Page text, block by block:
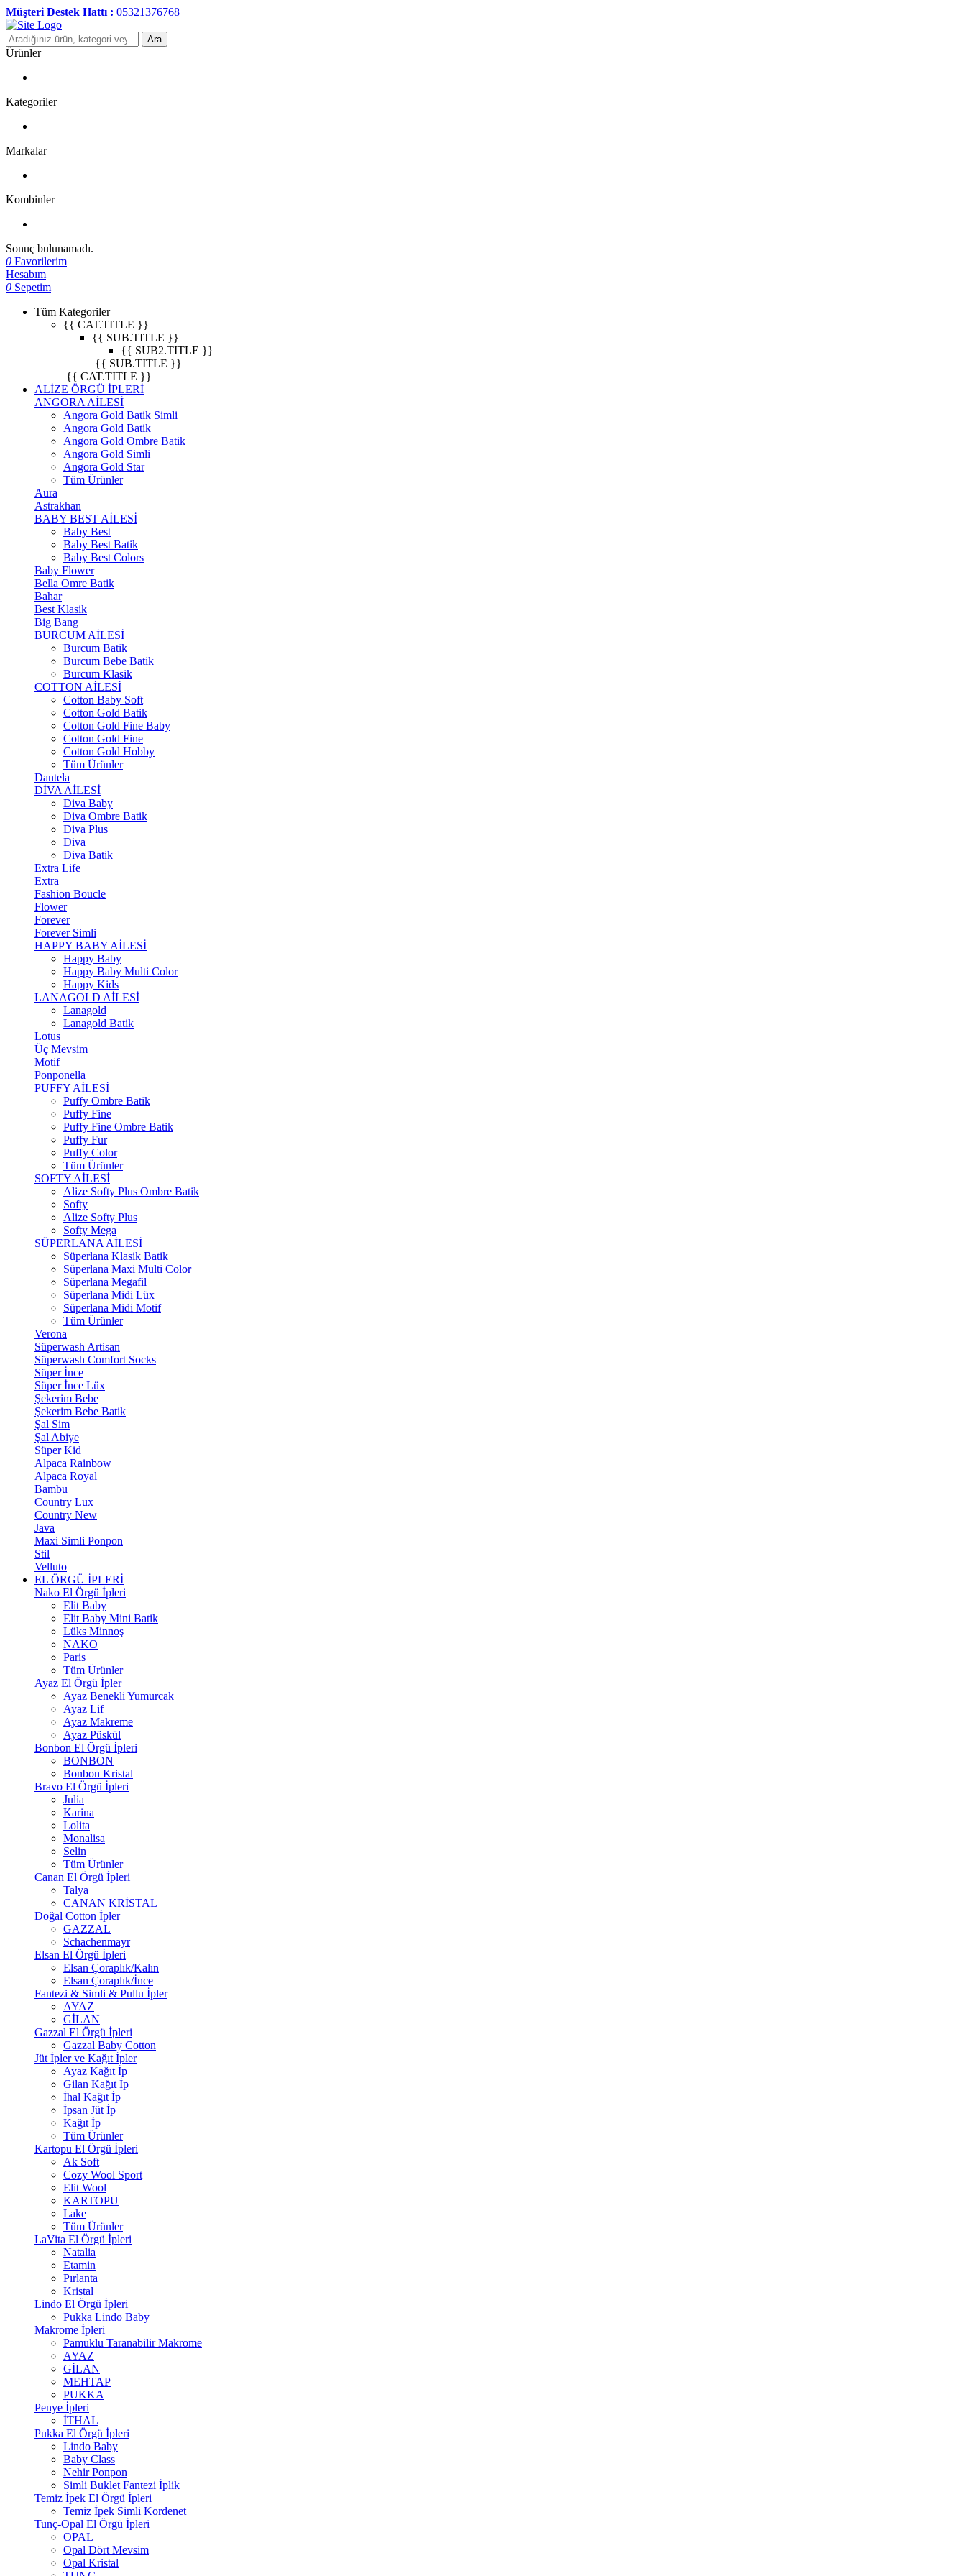
Müşteri Destek Hattı : 05321376768
Ara
Ürünler
Kategoriler
Markalar
Kombinler
Sonuç bulunamadı.
0 Favorilerim
Hesabım
0 Sepetim
Tüm Kategoriler
{{ CAT.TITLE }}
{{ SUB.TITLE }}
{{ SUB2.TITLE }}
{{ SUB.TITLE }}
{{ CAT.TITLE }}
ALİZE ÖRGÜ İPLERİ
ANGORA AİLESİ
Angora Gold Batik Simli
Angora Gold Batik
Angora Gold Ombre Batik
Angora Gold Simli
Angora Gold Star
Tüm Ürünler
Aura
Astrakhan
BABY BEST AİLESİ
Baby Best
Baby Best Batik
Baby Best Colors
Baby Flower
Bella Omre Batik
Bahar
Best Klasik
Big Bang
BURCUM AİLESİ
Burcum Batik
Burcum Bebe Batik
Burcum Klasik
COTTON AİLESİ
Cotton Baby Soft
Cotton Gold Batik
Cotton Gold Fine Baby
Cotton Gold Fine
Cotton Gold Hobby
Tüm Ürünler
Dantela
DİVA AİLESİ
Diva Baby
Diva Ombre Batik
Diva Plus
Diva
Diva Batik
Extra Life
Extra
Fashion Boucle
Flower
Forever
Forever Simli
HAPPY BABY AİLESİ
Happy Baby
Happy Baby Multi Color
Happy Kids
LANAGOLD AİLESİ
Lanagold
Lanagold Batik
Lotus
Üç Mevsim
Motif
Ponponella
PUFFY AİLESİ
Puffy Ombre Batik
Puffy Fine
Puffy Fine Ombre Batik
Puffy Fur
Puffy Color
Tüm Ürünler
SOFTY AİLESİ
Alize Softy Plus Ombre Batik
Softy
Alize Softy Plus
Softy Mega
SÜPERLANA AİLESİ
Süperlana Klasik Batik
Süperlana Maxi Multi Color
Süperlana Megafil
Süperlana Midi Lüx
Süperlana Midi Motif
Tüm Ürünler
Verona
Süperwash Artisan
Süperwash Comfort Socks
Süper İnce
Süper İnce Lüx
Şekerim Bebe
Şekerim Bebe Batik
Şal Sim
Şal Abiye
Süper Kid
Alpaca Rainbow
Alpaca Royal
Bambu
Country Lux
Country New
Java
Maxi Simli Ponpon
Stil
Velluto
EL ÖRGÜ İPLERİ
Nako El Örgü İpleri
Elit Baby
Elit Baby Mini Batik
Lüks Minnoş
NAKO
Paris
Tüm Ürünler
Ayaz El Örgü İpler
Ayaz Benekli Yumurcak
Ayaz Lif
Ayaz Makreme
Ayaz Püskül
Bonbon El Örgü İpleri
BONBON
Bonbon Kristal
Bravo El Örgü İpleri
Julia
Karina
Lolita
Monalisa
Selin
Tüm Ürünler
Canan El Örgü İpleri
Talya
CANAN KRİSTAL
Doğal Cotton İpler
GAZZAL
Schachenmayr
Elsan El Örgü İpleri
Elsan Çoraplık/Kalın
Elsan Çoraplık/İnce
Fantezi & Simli & Pullu İpler
AYAZ
GİLAN
Gazzal El Örgü İpleri
Gazzal Baby Cotton
Jüt İpler ve Kağıt İpler
Ayaz Kağıt İp
Gilan Kağıt İp
İhal Kağıt İp
İpsan Jüt İp
Kağıt İp
Tüm Ürünler
Kartopu El Örgü İpleri
Ak Soft
Cozy Wool Sport
Elit Wool
KARTOPU
Lake
Tüm Ürünler
LaVita El Örgü İpleri
Natalia
Etamin
Pırlanta
Kristal
Lindo El Örgü İpleri
Pukka Lindo Baby
Makrome İpleri
Pamuklu Taranabilir Makrome
AYAZ
GİLAN
MEHTAP
PUKKA
Penye İpleri
İTHAL
Pukka El Örgü İpleri
Lindo Baby
Baby Class
Nehir Ponpon
Simli Buklet Fantezi İplik
Temiz İpek El Örgü İpleri
Temiz İpek Simli Kordenet
Tunç-Opal El Örgü İpleri
OPAL
Opal Dört Mevsim
Opal Kristal